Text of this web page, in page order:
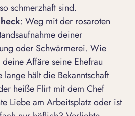
schmerzhaft sind.
: Weg mit der rosaroten
deiner
oder Schwärmerei. Wie
Affäre seine Ehefrau
hält die Bekanntschaft
heiße Flirt mit dem Chef
Liebe am Arbeitsplatz oder ist